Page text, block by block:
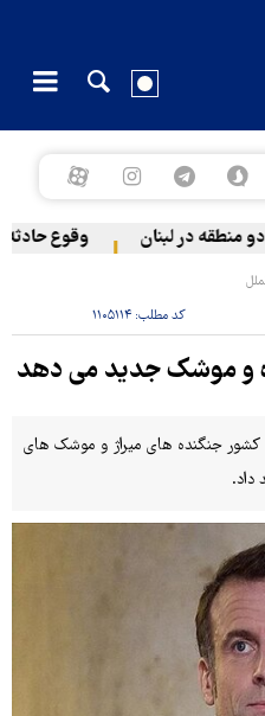
در لبنان وقوع حادثه
کد مطلب:۱۱۰۵۱۱۴
و موشک جدید می دهد
کشور جنگنده های میراژ و موشک های
داد.